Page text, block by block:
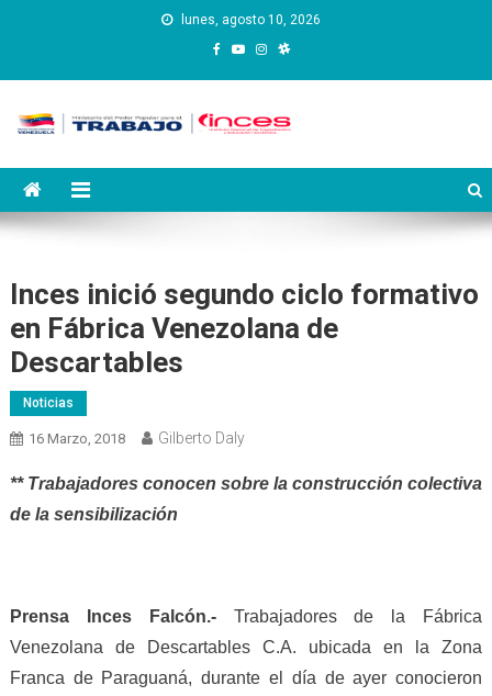
lunes, agosto 10, 2026
Instituto Nacional de
Capacitación y Educación
Inces inició segundo ciclo formativo
en Fábrica Venezolana de
Descartables
Noticias
16 Marzo, 2018 Gilberto Daly
** Trabajadores conocen sobre la construcción colectiva
de la sensibilización
Prensa Inces Falcón.- Trabajadores de la Fábrica
Venezolana de Descartables C.A. ubicada en la Zona
Franca de Paraguaná, durante el día de ayer conocieron